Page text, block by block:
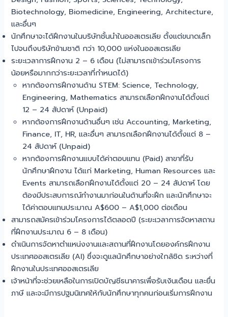
Biotechnology, Biomedicine, Engineering, Architecture,
และอื่นๆ
นักศึกษาจะได้ฝึกงานในบริษัทชั้นนำในออสเตรเลีย ตั้งแต่ขนาดเล็ก
ไปจนถึงบริษัทข้ามชาติ กว่า 10,000 แห่งในออสเตรเลีย
ระยะเวลาการฝึกงาน 2 – 6 เดือน (ไม่สามารถเข้าร่วมโครงการ
น้อยหรือมากกว่าระยะเวลาที่กำหนดได้)
หากต้องการฝึกงานด้าน STEM: Science, Technology,
Engineering, Mathematics สามารถเลือกฝึกงานได้ตั้งแต่
12 – 24 สัปดาห์ (Unpaid)
หากต้องการฝึกงานด้านอื่นๆ เช่น Accounting, Marketing,
Finance, IT, HR, และอื่นๆ สามารถเลือกฝึกงานได้ตั้งแต่ 8 –
24 สัปดาห์ (Unpaid)
หากต้องการฝึกงานแบบได้ค่าตอบแทน (Paid) สาขาที่รับ
นักศึกษาฝึกงาน ได้แก่ Marketing, Human Resources และ
Events สามารถเลือกฝึกงานได้ตั้งแต่ 20 – 24 สัปดาห์ โดย
ต้องมีประสบการณ์ทำงานมาก่อนในด้านที่จะฝึก และนักศึกษาจะ
ได้ค่าตอบแทนประมาณ A$600 – A$1,000 ต่อเดือน
สามารถสมัครเข้าร่วมโครงการได้ตลอดปี (ระยะเวลาการจัดหาสถาน
ที่ฝึกงานประมาณ 6 – 8 เดือน)
ดำเนินการจัดหาตำแหน่งงานและสถานที่ฝึกงานโดยองค์กรฝึกงาน
ประเทศออสเตรเลีย (AI) ซึ่งจะดูแลนักศึกษาอย่างใกล้ชิด ระหว่างที่
ฝึกงานในประเทศออสเตรเลีย
เจ้าหน้าที่จะช่วยเหลือในการเปิดบัญชีธนาคารเพื่อรับเงินเดือน และยื่น
ภาษี และจะมีการปฐมนิเทศให้กับนักศึกษาทุกคนก่อนเริ่มการฝึกงาน